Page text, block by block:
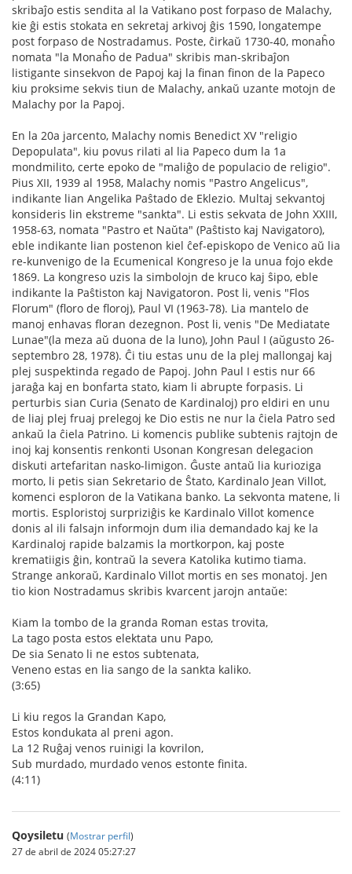
skribaĵo estis sendita al la Vatikano post forpaso de Malachy,
kie ĝi estis stokata en sekretaj arkivoj ĝis 1590, longatempe
post forpaso de Nostradamus. Poste, ĉirkaŭ 1730-40, monaĥo
nomata "la Monaĥo de Padua" skribis man-skribaĵon
listigante sinsekvon de Papoj kaj la finan finon de la Papeco
kiu proksime sekvis tiun de Malachy, ankaŭ uzante motojn de
Malachy por la Papoj.
En la 20a jarcento, Malachy nomis Benedict XV "religio
Depopulata", kiu povus rilati al lia Papeco dum la 1a
mondmilito, certe epoko de "maliĝo de populacio de religio".
Pius XII, 1939 al 1958, Malachy nomis "Pastro Angelicus",
indikante lian Angelika Paŝtado de Eklezio. Multaj sekvantoj
konsideris lin ekstreme "sankta". Li estis sekvata de John XXIII,
1958-63, nomata "Pastro et Naŭta" (Paŝtisto kaj Navigatoro),
eble indikante lian postenon kiel ĉef-episkopo de Venico aŭ lia
re-kunvenigo de la Ecumenical Kongreso je la unua fojo ekde
1869. La kongreso uzis la simbolojn de kruco kaj ŝipo, eble
indikante la Paŝtiston kaj Navigatoron. Post li, venis "Flos
Florum" (floro de floroj), Paul VI (1963-78). Lia mantelo de
manoj enhavas floran dezegnon. Post li, venis "De Mediatate
Lunae"(la meza aŭ duona de la luno), John Paul I (aŭgusto 26-
septembro 28, 1978). Ĉi tiu estas unu de la plej mallongaj kaj
plej suspektinda regado de Papoj. John Paul I estis nur 66
jaraĝa kaj en bonfarta stato, kiam li abrupte forpasis. Li
perturbis sian Curia (Senato de Kardinaloj) pro eldiri en unu
de liaj plej fruaj prelegoj ke Dio estis ne nur la ĉiela Patro sed
ankaŭ la ĉiela Patrino. Li komencis publike subtenis rajtojn de
inoj kaj konsentis renkonti Usonan Kongresan delegacion
diskuti artefaritan nasko-limigon. Ĝuste antaŭ lia kurioziga
morto, li petis sian Sekretario de Ŝtato, Kardinalo Jean Villot,
komenci esploron de la Vatikana banko. La sekvonta matene, li
mortis. Esploristoj surpriziĝis ke Kardinalo Villot komence
donis al ili falsajn informojn dum ilia demandado kaj ke la
Kardinaloj rapide balzamis la mortkorpon, kaj poste
krematiigis ĝin, kontraŭ la severa Katolika kutimo tiama.
Strange ankoraŭ, Kardinalo Villot mortis en ses monatoj. Jen
tio kion Nostradamus skribis kvarcent jarojn antaŭe:
Kiam la tombo de la granda Roman estas trovita,
La tago posta estos elektata unu Papo,
De sia Senato li ne estos subtenata,
Veneno estas en lia sango de la sankta kaliko.
(3:65)
Li kiu regos la Grandan Kapo,
Estos kondukata al preni agon.
La 12 Ruĝaj venos ruinigi la kovrilon,
Sub murdado, murdado venos estonte finita.
(4:11)
Qoysiletu (Mostrar perfil)
27 de abril de 2024 05:27:27